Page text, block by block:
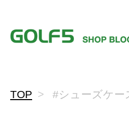
TOP #シューズケー